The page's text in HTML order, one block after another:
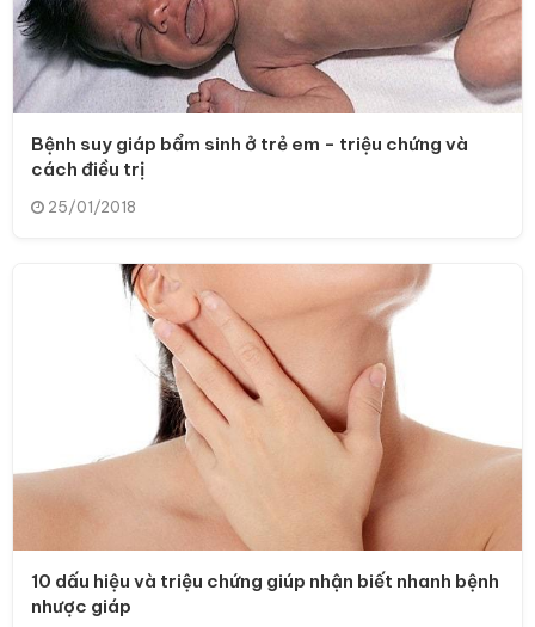
Bệnh suy giáp bẩm sinh ở trẻ em - triệu chứng và
cách điều trị
25/01/2018
10 dấu hiệu và triệu chứng giúp nhận biết nhanh bệnh
nhược giáp